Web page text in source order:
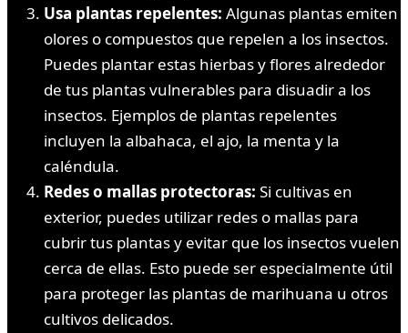
Usa plantas repelentes: Algunas plantas emiten
olores o compuestos que repelen a los insectos.
Puedes plantar estas hierbas y flores alrededor
de tus plantas vulnerables para disuadir a los
insectos. Ejemplos de plantas repelentes
incluyen la albahaca, el ajo, la menta y la
caléndula.
Redes o mallas protectoras: Si cultivas en
exterior, puedes utilizar redes o mallas para
cubrir tus plantas y evitar que los insectos vuelen
cerca de ellas. Esto puede ser especialmente útil
para proteger las plantas de marihuana u otros
cultivos delicados.